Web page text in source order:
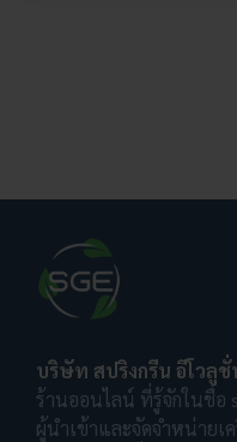
บริษัท สปริงกรีน อีโวลูชั่
ร้านออนไลน์ ที่รู้จักในชื่อ
ผู้นำเข้าและจัดจำหน่ายเ